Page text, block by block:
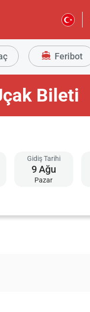
Feribot
Bileti
Gidiş Tarihi
9Ağu
Pazar